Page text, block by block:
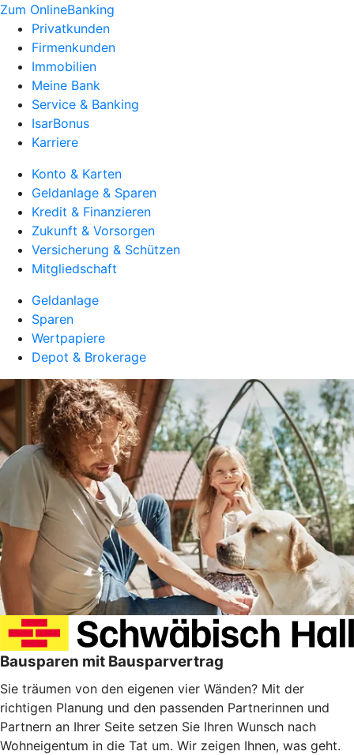
Zum OnlineBanking
Privatkunden
Firmenkunden
Immobilien
Meine Bank
Service & Banking
IsarBonus
Karriere
Konto & Karten
Geldanlage & Sparen
Kredit & Finanzieren
Zukunft & Vorsorgen
Versicherung & Schützen
Mitgliedschaft
Geldanlage
Sparen
Wertpapiere
Depot & Brokerage
Bausparen mit Bausparvertrag
Sie träumen von den eigenen vier Wänden? Mit der
richtigen Planung und den passenden Partnerinnen und
Partnern an Ihrer Seite setzen Sie Ihren Wunsch nach
Wohneigentum in die Tat um. Wir zeigen Ihnen, was geht.